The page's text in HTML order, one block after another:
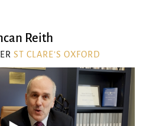
Reith
ST CLARE’S OXFORD